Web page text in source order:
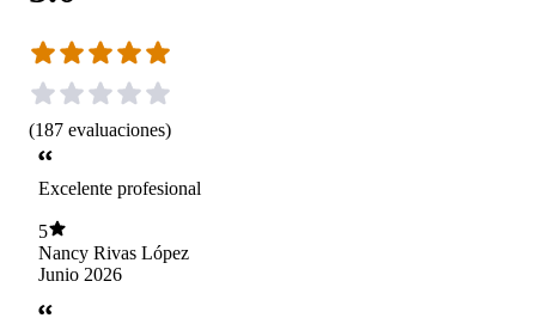
(187 evaluaciones)
Excelente profesional
5
Nancy Rivas López
Junio 2026